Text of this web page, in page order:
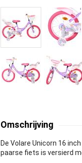
Omschrijving
De Volare Unicorn 16
paarse fiets is versierd